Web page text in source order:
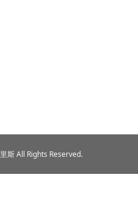
斯 All Rights Reserved.